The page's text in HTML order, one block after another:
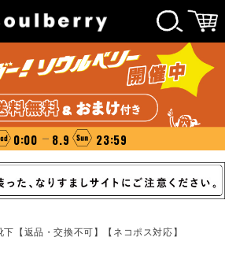
0:00 8.9 23:59
【返品・交換不可】【ネコポス対応】